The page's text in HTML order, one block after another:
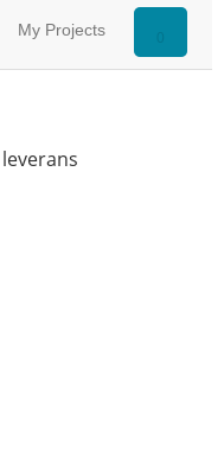
My Projects